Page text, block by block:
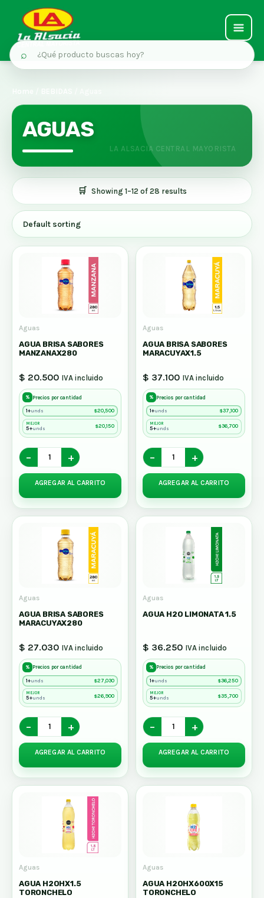
contenido
MAIN
AGUAS
Showing 1–12 of 28 results
Aguas
AGUA BRISA SABORES
MANZANAX280
$ 20.500 IVA incluido
% Precios por cantidad
1+unds $20,500
MEJOR
5+unds $20,150
− +
AGREGAR AL CARRITO
Aguas
AGUA BRISA SABORES
MARACUYAX1.5
$ 37.100 IVA incluido
% Precios por cantidad
1+unds $37,100
MEJOR
5+unds $36,700
− +
AGREGAR AL CARRITO
Aguas
AGUA BRISA SABORES
MARACUYAX280
$ 27.030 IVA incluido
% Precios por cantidad
1+unds $27,030
MEJOR
5+unds $26,900
− +
AGREGAR AL CARRITO
Aguas
AGUA H2O LIMONATA 1.5
$ 36.250 IVA incluido
% Precios por cantidad
1+unds $36,250
MEJOR
5+unds $35,700
− +
AGREGAR AL CARRITO
Aguas
AGUA H2OHX1.5
TORONCHELO
Aguas
AGUA H2OHX600X15
TORONCHELO
⌕